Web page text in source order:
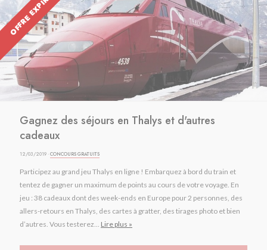
OFFRE EXPIRÉE
Gagnez des séjours en Thalys et d'autres
cadeaux
12/03/2019 ·CONCOURS GRATUITS
Participez au grand jeu Thalys en ligne ! Embarquez à bord du train et
tentez de gagner un maximum de points au cours de votre voyage. En
jeu : 38 cadeaux dont des week-ends en Europe pour 2 personnes, des
allers-retours en Thalys, des cartes à gratter, des tirages photo et bien
d’autres. Vous testerez... Lire plus »